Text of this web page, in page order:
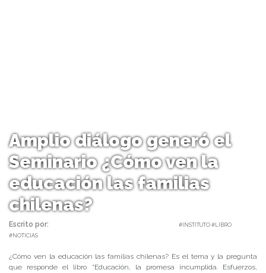
Amplio diálogo generó el
Seminario ¿Cómo ven la
educación las familias
chilenas?
Escrito por:
#INSTITUTO #LIBRO
#NOTICIAS
¿Cómo ven la educación las familias chilenas? Es el tema y la pregunta
que responde el libro “Educación, la promesa incumplida. Esfuerzos,